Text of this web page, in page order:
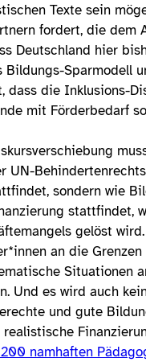
Texte sein
fordert, die
Deutschland hier
Bildungs-Sparmodell
dass die Inklusions-
mit Förderbedarf
UN-
sondern wie
stattfindet,
gelöst wird.
an die
Situationen
Und es wird auch
und gute
namhaften